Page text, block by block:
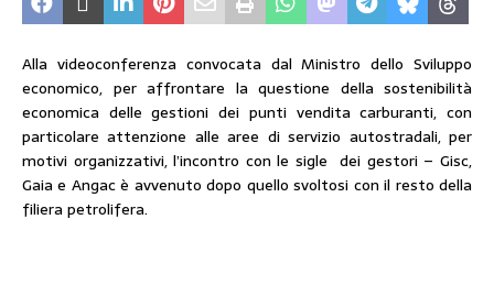
Alla videoconferenza convocata dal Ministro dello Sviluppo
economico, per affrontare la questione della sostenibilità
economica delle gestioni dei punti vendita carburanti, con
particolare attenzione alle aree di servizio autostradali, per
motivi organizzativi, l’incontro con le sigle dei gestori – Gisc,
Gaia e Angac è avvenuto dopo quello svoltosi con il resto della
filiera petrolifera.